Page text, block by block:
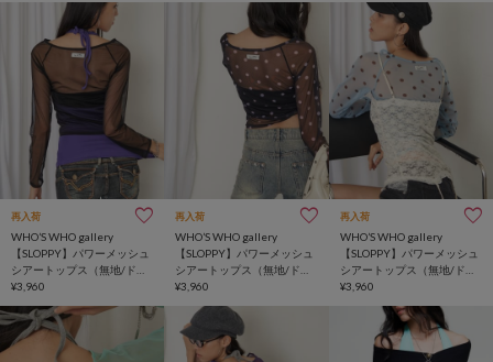
再入荷
WHO’S WHO gallery
【SLOPPY】パワーメッシュ
シアートップス（無地/ドッ
ト）
¥3,960
再入荷
WHO’S WHO gallery
【SLOPPY】パワーメッシュ
シアートップス（無地/ドッ
ト）
¥3,960
再入荷
WHO’S WHO gallery
【SLOPPY】パワーメッシュ
シアートップス（無地/ドッ
ト）
¥3,960